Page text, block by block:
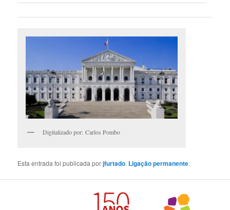
Digitalizado por: Carlos Pombo
Esta entrada foi publicada porjfurtado. Ligação permanente.